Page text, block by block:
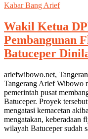
Kabar Bang Arief
Wakil Ketua
Pembangunan
Batuceper
ariefwibowo.net,
Tangerang Arief Wibowo
pemerintah pusat
Batuceper. Proyek
mengatasi kemacetan
mengatakan, keberadaan
wilayah Batuceper sudah